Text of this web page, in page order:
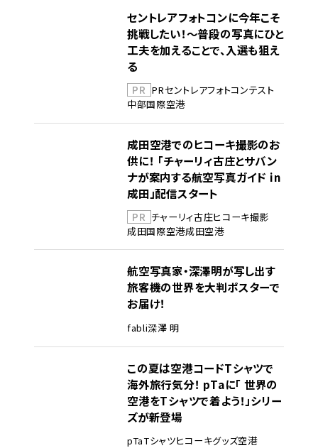
セントレアフォトコンに今年こそ
挑戦したい！～普段の写真にひと
工夫を加えることで、入選も狙え
る
PR PRセントレアフォトコンテスト
中部国際空港
成田空港でのヒコーキ撮影のお
供に！ 「チャーリィ古庄とサバン
ナが案内する航空写真ガイド in
成田」配信スタート
PR チャーリィ古庄ヒコーキ撮影
成田国際空港成田空港
航空写真家・深澤明が写し出す
旅客機の世界を大判ポスターで
お届け！
fabli深澤 明
この夏は空港コードTシャツで
海外旅行気分！ pTaに「 世界の
空港をTシャツで着よう！」シリー
ズが新登場
pTaTシャツヒコーキグッズ空港